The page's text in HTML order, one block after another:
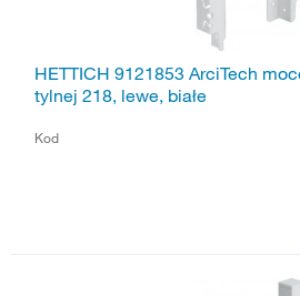
HETTICH 9121853 ArciTech
tylnej 218, lewe, białe
Kod